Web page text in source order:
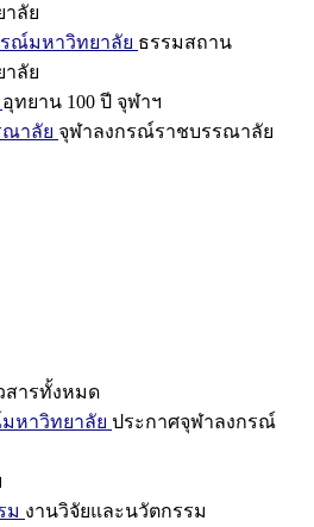
ลัย
ณ์มหาวิทยาลัย ธรรมสถาน
ลัย
อุทยาน 100 ปี จุฬาฯ
ณาลัย จุฬาลงกรณ์ราชบรรณาลัย
สารทั้งหมด
หาวิทยาลัย ประกาศจุฬาลงกรณ์
ม งานวิจัยและนวัตกรรม